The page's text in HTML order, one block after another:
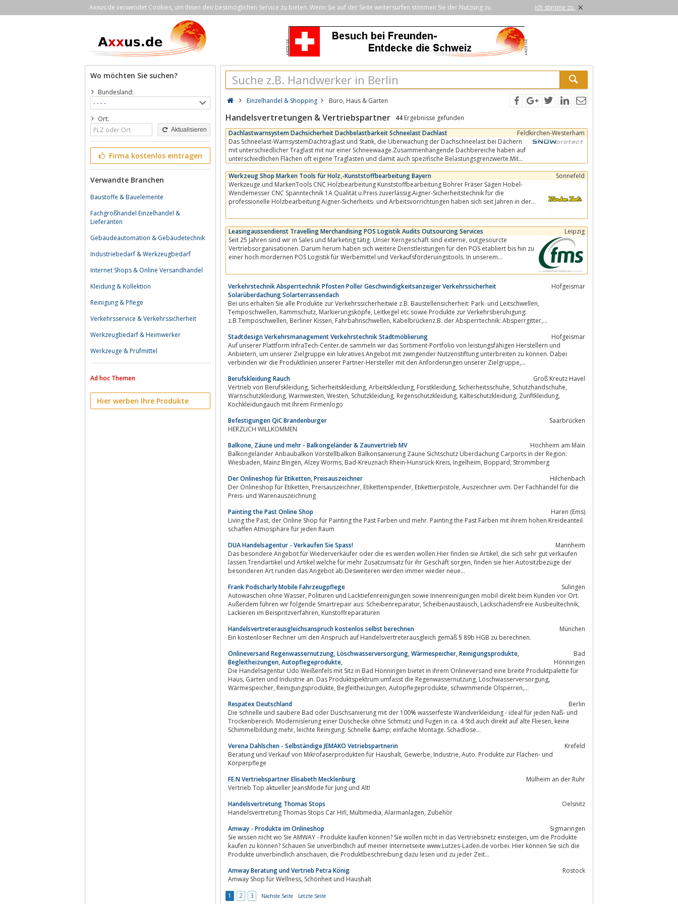
Axxus.de verwendet Cookies, um Ihnen den bestmöglichen Service zu bieten. Wenn Sie auf der Seite weitersurfen stimmen Sie der Nutzung zu. Ich stimme zu. ×
Wo möchten Sie suchen?
Bundesland:
Ort:
Aktualisieren
Firma kostenlos eintragen
Verwandte Branchen
Baustoffe & Bauelemente
Fachgroßhandel Einzelhandel &
Lieferanten
Gebäudeautomation & Gebäudetechnik
Industriebedarf & Werkzeugbedarf
Internet Shops & Online Versandhandel
Kleidung & Kollektion
Reinigung & Pflege
Verkehrsservice & Verkehrssicherheit
Werkzeugbedarf & Heimwerker
Werkzeuge & Prüfmittel
Ad hoc Themen
Hier werben Ihre Produkte
Einzelhandel & Shopping Büro, Haus & Garten
Handelsvertretungen & Vertriebspartner 44 Ergebnisse gefunden
Dachlastwarnsystem Dachsicherheit Dachbelastbarkeit Schneelast Dachlast
Feldkirchen-Westerham
Das Schneelast-WarnsystemDachtraglast und Statik, die Überwachung der Dachschneelast bei Dächern
mit unterschiedlicher Traglast mit nur einer Schneewaage.Zusammenhängende Dachbereiche haben auf
unterschiedlichen Flächen oft eigene Traglasten und damit auch spezifische Belastungsgrenzwerte.Mit
Werkzeug Shop Marken Tools für Holz,-Kunststoffbearbeitung Bayern
Sonnefeld
Werkzeuge und MarkenTools CNC Holzbearbeitung Kunststoffbearbeitung Bohrer Fräser Sägen Hobel-
Wendemesser CNC Spanntechnik 1A Qualität u.Preis zuverlässig.Aigner-Sicherheitstechnik für die
professionelle Holzbearbeitung Aigner-Sicherheits- und Arbeitsvorrichtungen haben sich seit Jahren in der
Leasingaussendienst Travelling Merchandising POS Logistik Audits Outsourcing Services
Leipzig
Seit 25 Jahren sind wir in Sales und Marketing tätig. Unser Kerngeschäft sind externe, outgesourcte
Vertriebsorganisationen. Darum herum haben sich weitere Dienstleistungen für den POS etabliert bis hin zu
einer hoch mordernen POS Logistik für Werbemittel und Verkaufsförderuingstools. In unserem
Verkehrstechnik Absperrtechnik Pfosten Poller Geschwindigkeitsanzeiger Verkehrssicherheit
Solarüberdachung Solarterrassendach
Hofgeismar
Bei uns erhalten Sie alle Produkte zur Verkehrssicherheitwie z.B. Baustellensicherheit: Park- und Leitschwellen,
Temposchwellen, Rammschutz, Markierungsköpfe, Leitkegel etc.sowie Produkte zur Verkehrsberuhigung:
z.B.Temposchwellen, Berliner Kissen, Fahrbahnschwellen, Kabelbrückenz.B. der Absperrtechnik: Absperrgitter,...
Stadtdesign Verkehrsmanagement Verkehrstechnik Stadtmöblierung
Hofgeismar
Auf unserer Plattform InfraTech-Center.de sammeln wir das Sortiment-Portfolio von leistungsfähigen Herstellern und
Anbietern, um unserer Zielgruppe ein lukratives Angebot mit zwingender Nutzenstiftung unterbreiten zu können. Dabei
verbinden wir die Produktlinien unserer Partner-Hersteller mit den Anforderungen unserer Zielgruppe,...
Berufskleidung Rauch
Groß Kreutz Havel
Vertrieb von Berufskleidung, Sicherheitskleidung, Arbeitskleidung, Forstkleidung, Sicherheitsschuhe, Schutzhandschuhe,
Warnschutzkleidung, Warnwesten, Westen, Schutzkleidung, Regenschutzkleidung, Kälteschutzkleidung, Zunftkleidung,
Kochkleidungauch mit Ihrem Firmenlogo
Befestigungen QiC Brandenburger
Saarbrücken
HERZLICH WILLKOMMEN
Balkone, Zäune und mehr - Balkongeländer & Zaunvertrieb MV
Hochheim am Main
Balkongeländer Anbaubalkon Vorstellbalkon Balkonsanierung Zäune Sichtschutz Überdachung Carports in der Region:
Wiesbaden, Mainz Bingen, Alzey Worms, Bad-Kreuznach Rhein-Hunsrück-Kreis, Ingelheim, Boppard, Strommberg
Der Onlineshop für Etiketten, Preisauszeichner
Hilchenbach
Der Onlineshop für Etiketten, Preisauszeichner, Etikettenspender, Etikettierpistole, Auszeichner uvm. Der Fachhandel für die
Preis- und Warenauszeichnung
Painting the Past Online Shop
Haren (Ems)
Living the Past, der Online Shop für Painting the Past Farben und mehr. Painting the Past Farben mit ihrem hohen Kreideanteil
schaffen Atmosphäre für jeden Raum
DUA Handelsagentur - Verkaufen Sie Spass!
Mannheim
Das besondere Angebot für Wiederverkäufer oder die es werden wollen.Hier finden sie Artikel, die sich sehr gut verkaufen
lassen.Trendartikel und Artikel welche für mehr Zusatzumsatz für ihr Geschäft sorgen, finden sie hier.Autositzbezüge der
besonderen Art runden das Angebot ab.Desweiteren werden immer wieder neue...
Frank Podscharly Mobile Fahrzeugpflege
Sulingen
Autowaschen ohne Wasser, Polituren und Lacktiefenreinigungen sowie Innenreinigungen mobil direkt beim Kunden vor Ort.
Außerdem führen wir folgende Smartrepair aus: Scheibenreparatur, Scheibenaustausch, Lackschadensfreie Ausbeultechnik,
Lackieren im Beispritzverfahren, Kunstoffreparaturen
Handelsvertreterausgleichsanspruch kostenlos selbst berechnen
München
Ein kostenloser Rechner um den Anspruch auf Handelsvertreterausgleich gemäß § 89b HGB zu berechnen.
Onlineversand Regenwassernutzung, Löschwasserversorgung, Wärmespeicher, Reinigungsprodukte,
Begleitheizungen, Autopflegeprodukte,
Bad
Hönningen
Die Handelsagentur Udo Weißenfels mit Sitz in Bad Hönningen bietet in ihrem Onlineversand eine breite Produktpalette für
Haus, Garten und Industrie an. Das Produktspektrum umfasst die Regenwassernutzung, Löschwasserversorgung,
Wärmespeicher, Reinigungsprodukte, Begleitheizungen, Autopflegeprodukte, schwimmende Ölsperren,...
Respatex Deutschland
Berlin
Die schnelle und saubere Bad oder Duschsanierung mit der 100% wasserfeste Wandverkleidung - ideal für jeden Naß- und
Trockenbereich. Modernisíerung einer Duschecke ohne Schmutz und Fugen in ca. 4 Std.auch direkt auf alte Fliesen, keine
Schimmelbildung mehr, leichte Reinigung. Schnelle &amp; einfache Montage. Schadlose...
Verena Dahlschen - Selbständige JEMAKO Vetriebspartnerin
Krefeld
Beratung und Verkauf von Mikrofaserprodukten für Haushalt, Gewerbe, Industrie, Auto. Produkte zur Flächen- und
Körperpflege
FE.N Vertriebspartner Elisabeth Mecklenburg
Mülheim an der Ruhr
Vertrieb Top aktueller JeansMode für Jung und Alt!
Handelsvertretung Thomas Stops
Oelsnitz
Handelsvertretung Thomas Stops Car Hifi, Multimedia, Alarmanlagen, Zubehör
Amway - Produkte im Onlineshop
Sigmaringen
Sie wissen nicht wo Sie AMWAY - Produkte kaufen können? Sie wollen nicht in das Vertriebsnetz einsteigen, um die Produkte
kaufen zu können? Schauen Sie unverbindlich auf meiner Internetseite www.Lutzes-Laden.de vorbei. Hier können Sie sich die
Produkte unverbindlich anschauen, die Produktbeschreibung dazu lesen und zu jeder Zeit...
Amway Beratung und Vertrieb Petra König
Rostock
Amway Shop für Wellness, Schönheit und Haushalt
1
2 3 Nächste Seite Letzte Seite